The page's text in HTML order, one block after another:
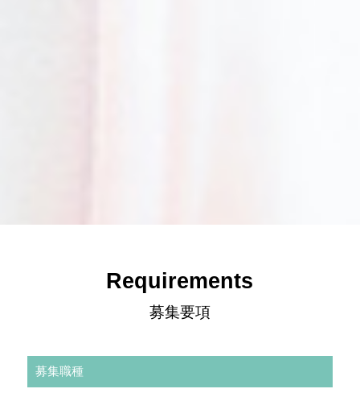
Requirements
募集要項
募集職種